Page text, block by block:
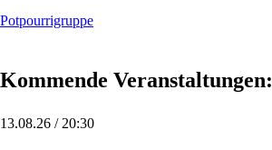
Potpourrigruppe
Kommende Veranstaltungen:
13.08.26 / 20:30